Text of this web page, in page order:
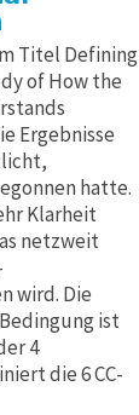
Titel Defining
of How the
Ergebnisse
hatte.
Klarheit
netzweit
wird. Die
ist
4
die 6 CC-